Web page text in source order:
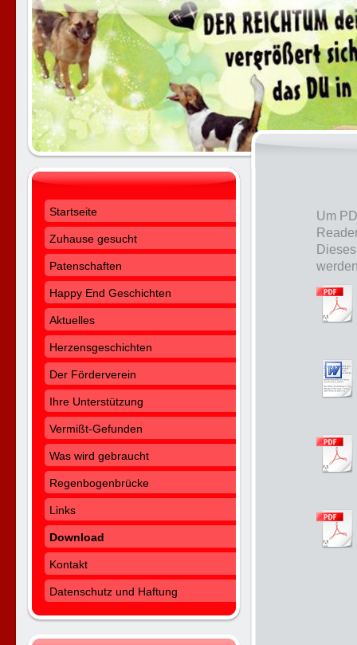
Um
Startseite
Zuhause gesucht
Patenschaften
Happy End Geschichten
Aktuelles
Herzensgeschichten
Der Förderverein
Ihre Unterstützung
Vermißt-Gefunden
Was wird gebraucht
Regenbogenbrücke
Links
Download
Kontakt
Datenschutz und Haftung